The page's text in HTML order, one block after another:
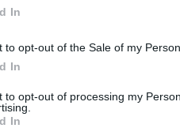
In
to opt-out of the Sale of my
In
to opt-out of processing my
In